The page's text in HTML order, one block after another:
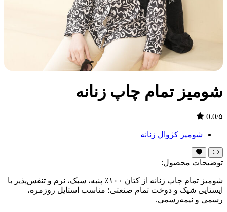
شومیز تمام چاپ زنانه
0.0/۵
شومیز کژوال زنانه
توضیحات محصول:
شومیز تمام چاپ زنانه از کتان ۱۰۰٪ پنبه، سبک، نرم و تنفس‌پذیر با
ایستایی شیک و دوخت تمام صنعتی؛ مناسب استایل روزمره،
رسمی و نیمه‌رسمی.